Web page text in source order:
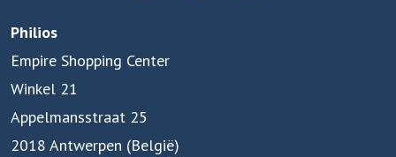
Philios
Empire Shopping Center
Winkel 21
Appelmansstraat 25
2018 Antwerpen (België)